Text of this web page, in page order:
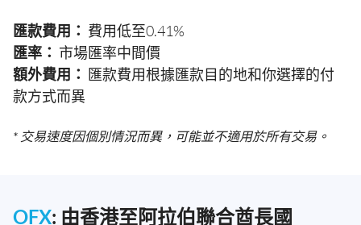
匯款費用： 費用低至0.41%
匯率： 市場匯率中間價
額外費用： 匯款費用根據匯款目的地和你選擇的付
款方式而異
* 交易速度因個別情況而異，可能並不適用於所有交易。
OFX: 由香港至阿拉伯聯合酋長國